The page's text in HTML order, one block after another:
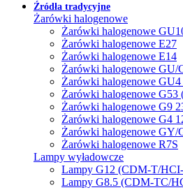
Źródła tradycyjne
Żarówki halogenowe
Żarówki halogenowe
Żarówki halogenowe E27
Żarówki halogenowe E14
Żarówki halogenowe GU/
Żarówki halogenowe
Żarówki halogenowe G53
Żarówki halogenowe G9
Żarówki halogenowe G4
Żarówki halogenowe GY/
Żarówki halogenowe R7S
Lampy wyładowcze
Lampy G12 (CDM-T/
Lampy G8.5 (CDM-TC/